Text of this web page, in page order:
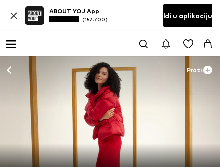
ABOUT YOU App
(152.700) Idi u aplikaciju
Prati